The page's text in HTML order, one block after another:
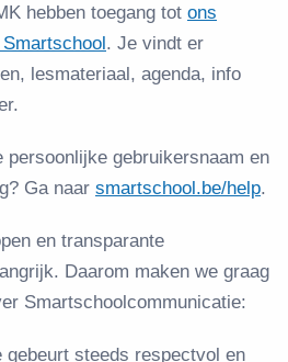
hebben toegang tot ons
. Je vindt er
lesmateriaal, agenda, info
persoonlijke gebruikersnaam en
Ga naar smartschool.be/help.
en transparante
Daarom maken we graag
Smartschoolcommunicatie:
gebeurt steeds respectvol en